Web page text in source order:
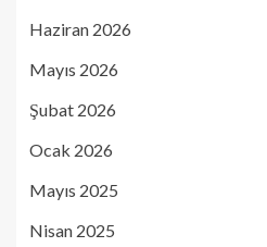
Haziran 2026
Mayıs 2026
Şubat 2026
Ocak 2026
Mayıs 2025
Nisan 2025